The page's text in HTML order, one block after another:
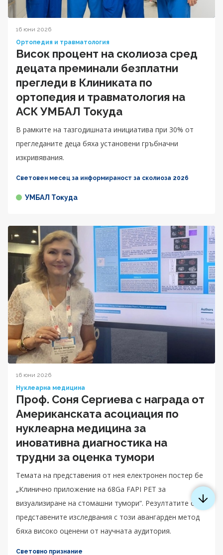
16 юни 2026
Ортопедия и травматология
Висок процент на сколиоза сред
децата преминали безплатни
прегледи в Клиниката по
ортопедия и травматология на
АСК УМБАЛ Токуда
В рамките на тазгодишната инициатива при 30% от
прегледаните деца бяха установени гръбначни
изкривявания.
Световен месец за информираност за сколиоза 2026
УМБАЛ Токуда
16 юни 2026
Нуклеарна медицина
Проф. Соня Сергиева с награда от
Американската асоциация по
нуклеарна медицина за
иновативна диагностика на
трудни за оценка тумори
Темата на представения от нея електронен постер бе
„Клинично приложение на 68Ga FAPI PET за
визуализиране на стомашни тумори“. Резултатите от
представените изследвания с този авангарден метод
бяха високо оценени от научната аудитория.
Световно признание